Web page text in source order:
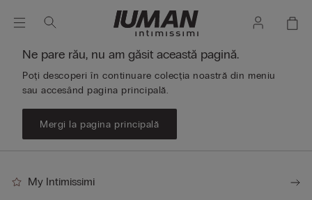
Ne pare rău, nu am găsit această pagină.
Poți descoperi în continuare colecția noastră din meniu
sau accesând pagina principală.
Mergi la pagina principală
My Intimissimi